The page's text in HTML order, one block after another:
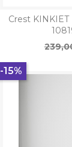
Crest
Cena
-15%